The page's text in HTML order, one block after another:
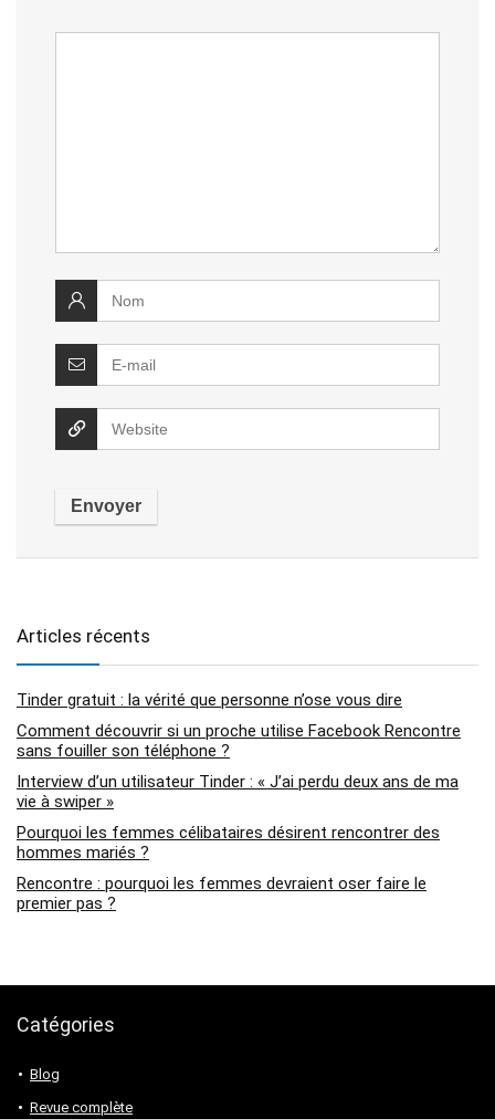
Articles récents
Tinder gratuit : la vérité que personne n’ose vous dire
Comment découvrir si un proche utilise Facebook Rencontre
sans fouiller son téléphone ?
Interview d’un utilisateur Tinder : « J’ai perdu deux ans de ma
vie à swiper »
Pourquoi les femmes célibataires désirent rencontrer des
hommes mariés ?
Rencontre : pourquoi les femmes devraient oser faire le
premier pas ?
Catégories
Blog
Revue complète